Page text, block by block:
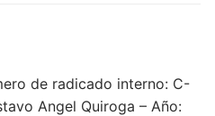
de radicado interno: C-
Angel Quiroga – Año: